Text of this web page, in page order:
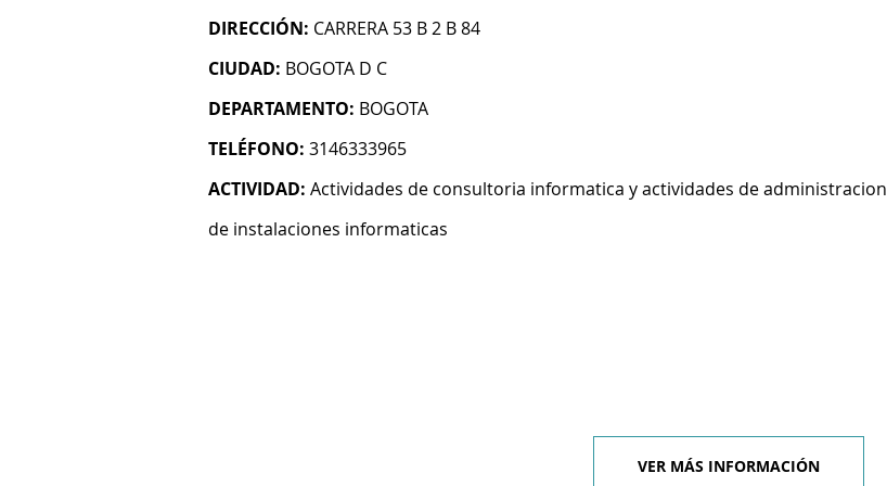
DIRECCIÓN: CARRERA 53 B 2 B 84
CIUDAD: BOGOTA D C
DEPARTAMENTO: BOGOTA
TELÉFONO: 3146333965
ACTIVIDAD: Actividades de consultoria informatica y actividades de administracion
de instalaciones informaticas
VER MÁS INFORMACIÓN